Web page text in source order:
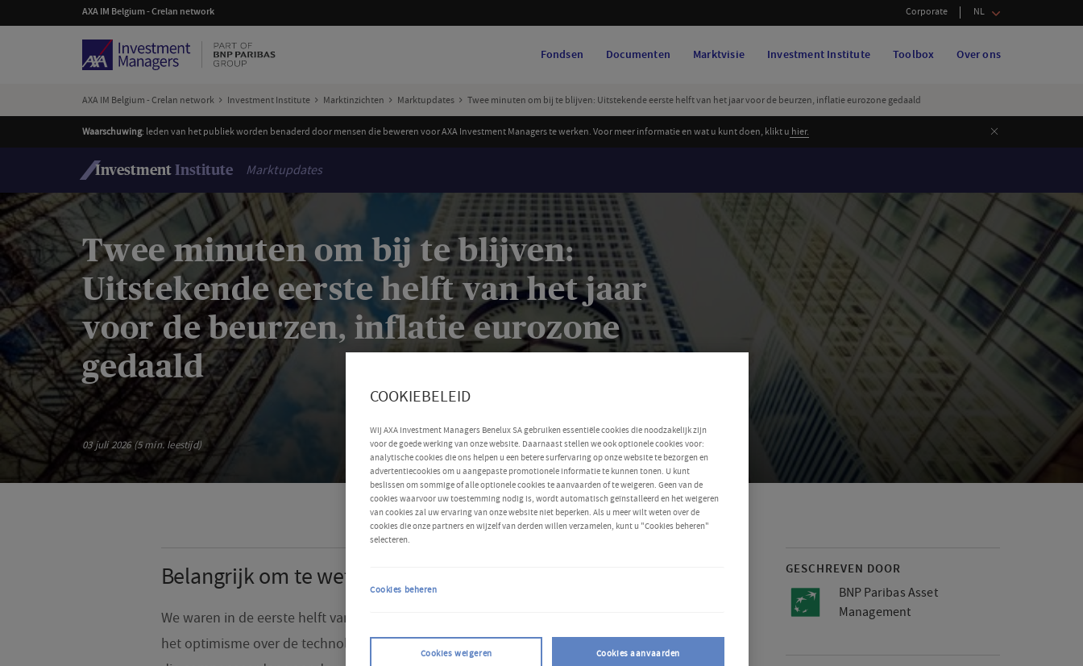
AXA IM Belgium - Crelan network Corporate NL
Fondsen Documenten Marktvisie Investment Institute Toolbox Over ons
AXA IM Belgium - Crelan network Investment Institute Marktinzichten Marktupdates Twee minuten om bij te blijven: Uitstekende eerste helft van het jaar voor de beurzen, inflatie eurozone gedaald
Waarschuwing: leden van het publiek worden benaderd door mensen die beweren voor AXA Investment Managers te werken. Voor meer informatie en wat u kunt doen, klikt u hier. Sluiten
Investment Institute Marktupdates
Twee minuten om bij te blijven:
Uitstekende eerste helft van het jaar
voor de beurzen, inflatie eurozone
gedaald
03 juli 2026 (5 min. leestijd)
GESCHREVEN DOOR
BNP Paribas Asset
Management
Belangrijk om te weten
We waren in de eerste helft van 2026 getuige van een sterke beursrally, met dank aan
het optimisme over de technologieaandelen en AI-gerelateerde ontwikkelingen,
COOKIEBELEID
Wij AXA Investment Managers Benelux SA gebruiken essentiële cookies die noodzakelijk zijn
voor de goede werking van onze website. Daarnaast stellen we ook optionele cookies voor:
analytische cookies die ons helpen u een betere surfervaring op onze website te bezorgen en
advertentiecookies om u aangepaste promotionele informatie te kunnen tonen. U kunt
beslissen om sommige of alle optionele cookies te aanvaarden of te weigeren. Geen van de
cookies waarvoor uw toestemming nodig is, wordt automatisch geïnstalleerd en het weigeren
van cookies zal uw ervaring van onze website niet beperken. Als u meer wilt weten over de
cookies die onze partners en wijzelf van derden willen verzamelen, kunt u "Cookies beheren"
selecteren.
Cookies weigeren Cookies aanvaarden
Cookies beheren